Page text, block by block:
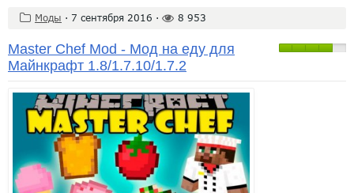
Моды · 7 сентября 2016 · 8 953
Master Chef Mod - Мод на еду для
Майнкрафт 1.8/1.7.10/1.7.2